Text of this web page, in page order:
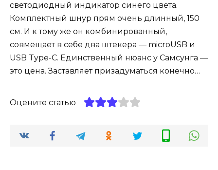
светодиодный индикатор синего цвета.
Комплектный шнур прям очень длинный, 150
см. И к тому же он комбинированный,
совмещает в себе два штекера — microUSB и
USB Type-C. Единственный нюанс у Самсунга —
это цена. Заставляет призадуматься конечно…
Оцените статью